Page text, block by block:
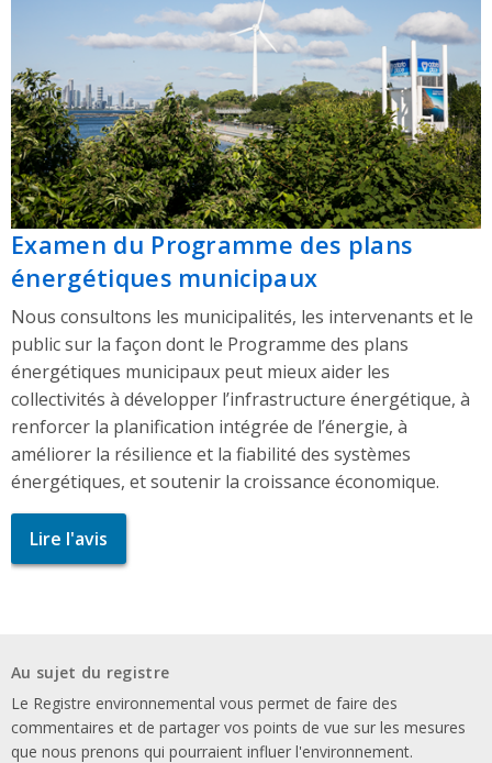
Examen du Programme des plans
énergétiques municipaux
Nous consultons les municipalités, les intervenants et le
public sur la façon dont le Programme des plans
énergétiques municipaux peut mieux aider les
collectivités à développer l’infrastructure énergétique, à
renforcer la planification intégrée de l’énergie, à
améliorer la résilience et la fiabilité des systèmes
énergétiques, et soutenir la croissance économique.
Lire l'avis
Au sujet du registre
Le Registre environnemental vous permet de faire des
commentaires et de partager vos points de vue sur les mesures
que nous prenons qui pourraient influer l'environnement.